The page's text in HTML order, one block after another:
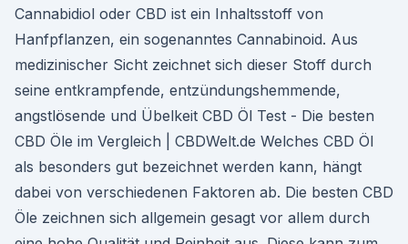
Cannabidiol oder CBD ist ein Inhaltsstoff von
Hanfpflanzen, ein sogenanntes Cannabinoid. Aus
medizinischer Sicht zeichnet sich dieser Stoff durch
seine entkrampfende, entzündungshemmende,
angstlösende und Übelkeit CBD Öl Test - Die besten
CBD Öle im Vergleich | CBDWelt.de Welches CBD Öl
als besonders gut bezeichnet werden kann, hängt
dabei von verschiedenen Faktoren ab. Die besten CBD
Öle zeichnen sich allgemein gesagt vor allem durch